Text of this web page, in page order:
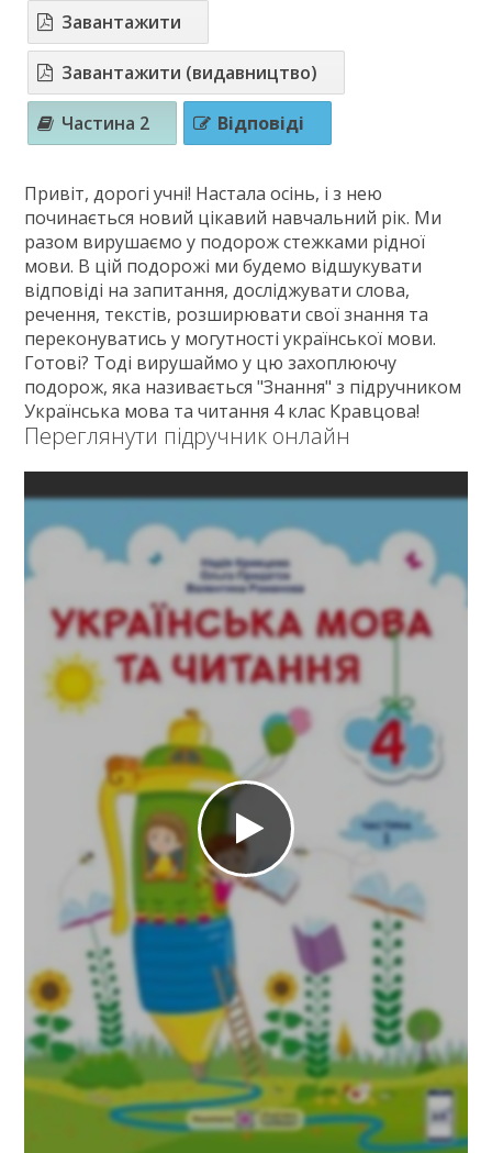
Політика
Завантажити
Завантажити (видавництво)
Частина 2 Відповіді
Привіт, дорогі учні! Настала осінь, і з нею
починається новий цікавий навчальний рік. Ми
разом вирушаємо у подорож стежками рідної
мови. В цій подорожі ми будемо відшукувати
відповіді на запитання, досліджувати слова,
речення, текстів, розширювати свої знання та
переконуватись у могутності української мови.
Готові? Тоді вирушаймо у цю захоплюючу
подорож, яка називається "Знання" з підручником
Українська мова та читання 4 клас Кравцова!
Переглянути підручник онлайн